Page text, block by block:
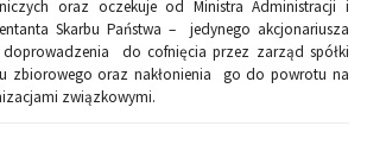
oraz oczekuje od Ministra Administracji i
Skarbu Państwa – jedynego akcjonariusza
do cofnięcia przez zarząd spółki
zbiorowego oraz nakłonienia go do powrotu na
związkowymi.